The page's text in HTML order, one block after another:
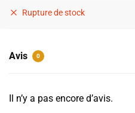
initial actuel
Rupture de stock
Avis 0
Il n’y a pas encore d’avis.